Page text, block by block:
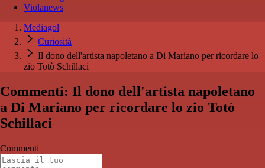
Violanews
Mediagol
Curiosità
Il dono dell'artista napoletano a Di Mariano per ricordare lo
zio Totò Schillaci
Commenti: Il dono dell'artista napoletano
a Di Mariano per ricordare lo zio Totò
Schillaci
Commenti